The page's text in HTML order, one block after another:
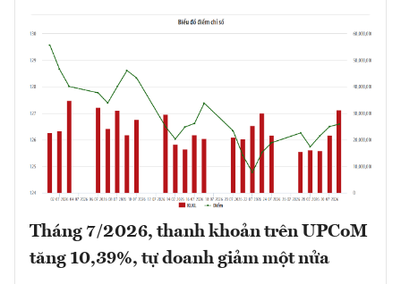
Tháng 7/2026, thanh khoản trên UPCoM
tăng 10,39%, tự doanh giảm một nửa